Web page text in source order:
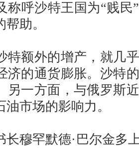
称呼沙特王国为“贱民
帮助。
额外的增产，就几乎
济的通货膨胀。沙特
另一方面，与俄罗斯
市场的影响力。
穆罕默德·巴尔金多